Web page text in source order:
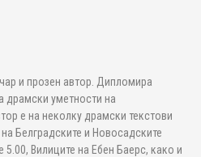
и прозен автор. Дипломира
драмски уметности на
е на неколку драмски текстови
Белградските и Новосадските
5.00, Вилиците на Ебен Баерс, како и